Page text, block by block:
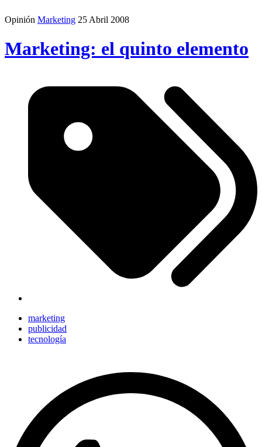
Opinión Marketing 25 Abril 2008
Marketing: el quinto elemento
marketing
publicidad
tecnología